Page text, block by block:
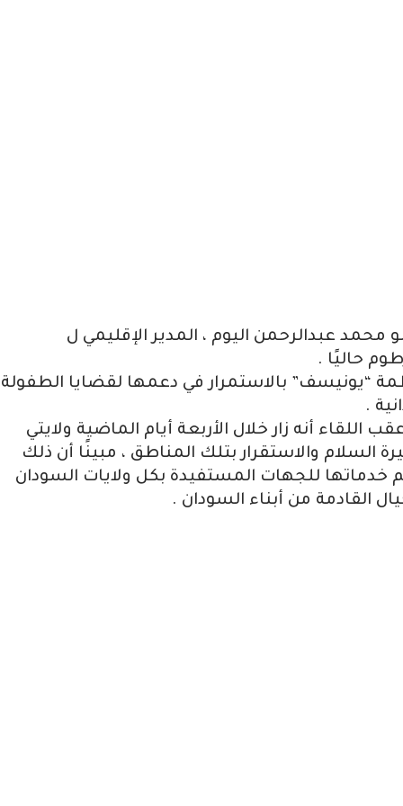
محمد عبدالرحمن اليوم ، المدير الإقليمي ل
حاليًا .
“يونيسف” بالاستمرار في دعمها لقضايا الطفولة
.
أنه زار خلال الأربعة أيام الماضية ولايتي
السلام والاستقرار بتلك المناطق ، مبينًا أن ذلك
للجهات المستفيدة بكل ولايات السودان
من أبناء السودان .